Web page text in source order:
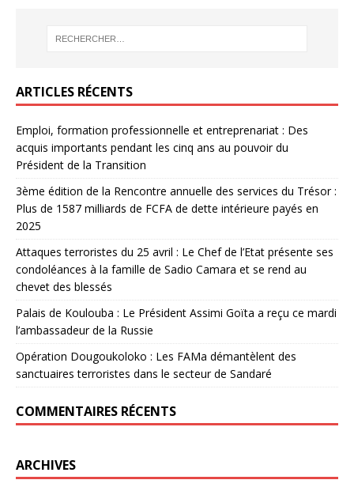
ARTICLES RÉCENTS
Emploi, formation professionnelle et entreprenariat : Des
acquis importants pendant les cinq ans au pouvoir du
Président de la Transition
3ème édition de la Rencontre annuelle des services du Trésor :
Plus de 1587 milliards de FCFA de dette intérieure payés en
2025
Attaques terroristes du 25 avril : Le Chef de l’Etat présente ses
condoléances à la famille de Sadio Camara et se rend au
chevet des blessés
Palais de Koulouba : Le Président Assimi Goïta a reçu ce mardi
l’ambassadeur de la Russie
Opération Dougoukoloko : Les FAMa démantèlent des
sanctuaires terroristes dans le secteur de Sandaré
COMMENTAIRES RÉCENTS
ARCHIVES